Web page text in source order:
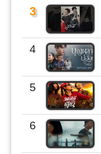
3
4
5
6